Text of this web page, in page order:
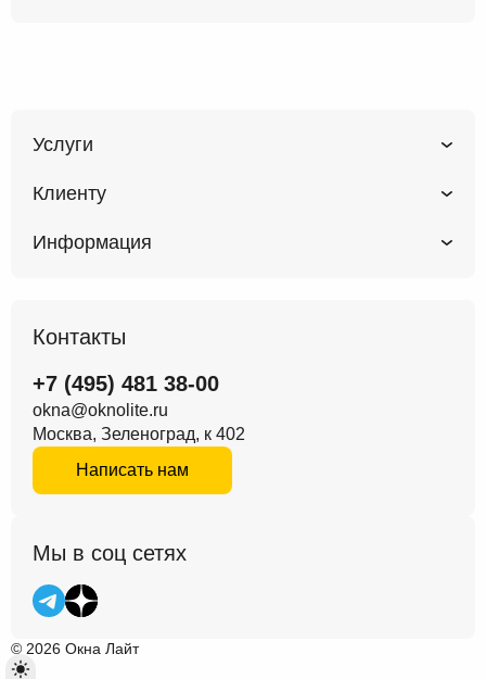
Услуги
Клиенту
Информация
Контакты
+7 (495) 481 38-00
okna@oknolite.ru
Москва, Зеленоград, к 402
Написать нам
Мы в соц сетях
© 2026 Окна Лайт